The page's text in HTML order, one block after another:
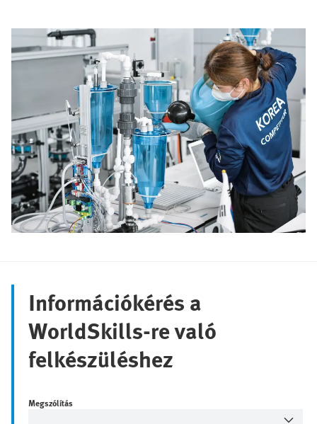
Információkérés a
WorldSkills-re való
felkészüléshez
Megszólítás